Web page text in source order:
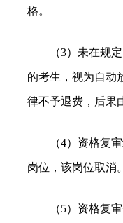
格。
（3）未在规
的考生，视为自动
律不予退费，后果
（4）资格复
岗位，该岗位取消。
（5）资格复